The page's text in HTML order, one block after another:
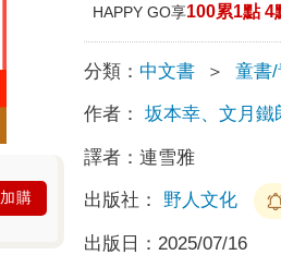
加購
HAPPY GO享100累1點 4
分類： 中文書 ＞ 童書
作者： 坂本幸、文月鐵
譯者：連雪雅
出版社： 野人文化
出版日： 2025/07/16